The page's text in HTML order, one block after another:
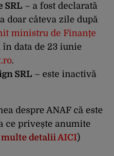
SRL – a fost declarată
doar câteva zile după
ministru de Finanțe
data de 23 iunie
.
SRL – este inactivă
despre ANAF că este
ce privește anumite
detalii AICI)